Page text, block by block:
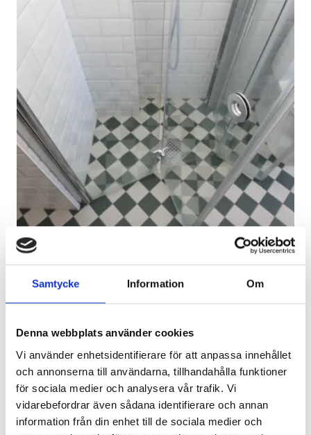
Samtycke Information Om
Denna webbplats använder cookies
Vi använder enhetsidentifierare för att anpassa innehållet
och annonserna till användarna, tillhandahålla funktioner
för sociala medier och analysera vår trafik. Vi
vidarebefordrar även sådana identifierare och annan
information från din enhet till de sociala medier och
Praktiskt med vikdörrar i mindre utrymmen
Klassiskt badrum med klassiskt
golv
På 1920 talet byggdes de första fristående badrummen i